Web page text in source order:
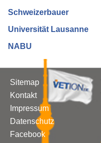
Schweizerbauer
Universität Lausanne
NABU
Sitemap
Kontakt
Impressum
Datenschutz
Facebook